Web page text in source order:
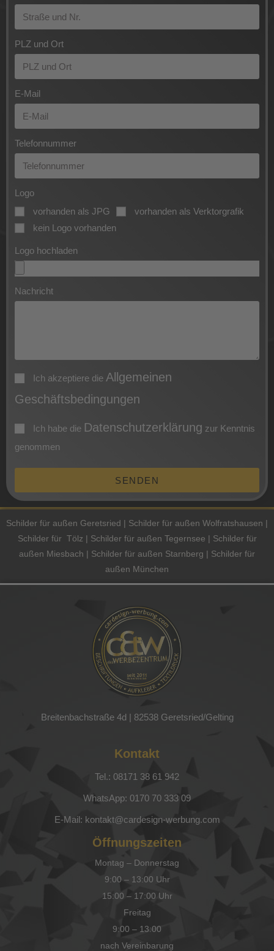
PLZ und Ort
E-Mail
Telefonnummer
Logo
vorhanden als JPG
vorhanden als Verktorgrafik
kein Logo vorhanden
Logo hochladen
Nachricht
Ich akzeptiere die Allgemeinen
Geschäftsbedingungen
Ich habe die Datenschutzerklärung zur Kenntnis
genommen
SENDEN
Schilder für außen Geretsried | Schilder für außen Wolfratshausen |
Schilder für Tölz | Schilder für außen Tegernsee | Schilder für
außen Miesbach | Schilder für außen Starnberg | Schilder für
außen München
Breitenbachstraße 4d | 82538 Geretsried/Gelting
Kontakt
Tel.: 08171 38 61 942
WhatsApp: 0170 70 333 09
E-Mail: kontakt@cardesign-werbung.com
Öffnungszeiten
Montag – Donnerstag
9:00 – 13:00 Uhr
15:00 – 17:00 Uhr
Freitag
9:00 – 13:00
nach Vereinbarung